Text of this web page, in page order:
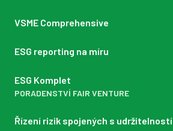
VSME Comprehensive
ESG reporting na míru
ESG Komplet
PORADENSTVÍ FAIR VENTURE
Řízení rizik spojených s udržitelností